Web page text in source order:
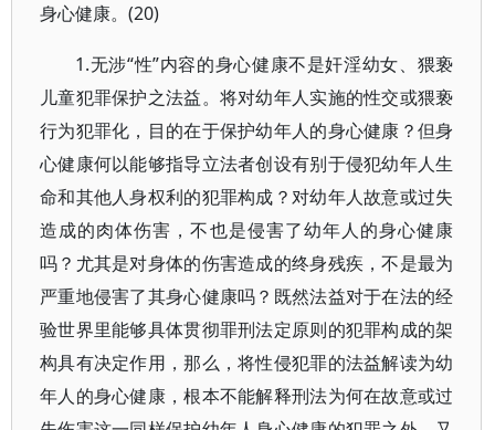
身心健康。(20)
1.无涉“性”内容的身心健康不是奸淫幼女、猥亵
儿童犯罪保护之法益。将对幼年人实施的性交或猥亵
行为犯罪化，目的在于保护幼年人的身心健康？但身
心健康何以能够指导立法者创设有别于侵犯幼年人生
命和其他人身权利的犯罪构成？对幼年人故意或过失
造成的肉体伤害，不也是侵害了幼年人的身心健康
吗？尤其是对身体的伤害造成的终身残疾，不是最为
严重地侵害了其身心健康吗？既然法益对于在法的经
验世界里能够具体贯彻罪刑法定原则的犯罪构成的架
构具有决定作用，那么，将性侵犯罪的法益解读为幼
年人的身心健康，根本不能解释刑法为何在故意或过